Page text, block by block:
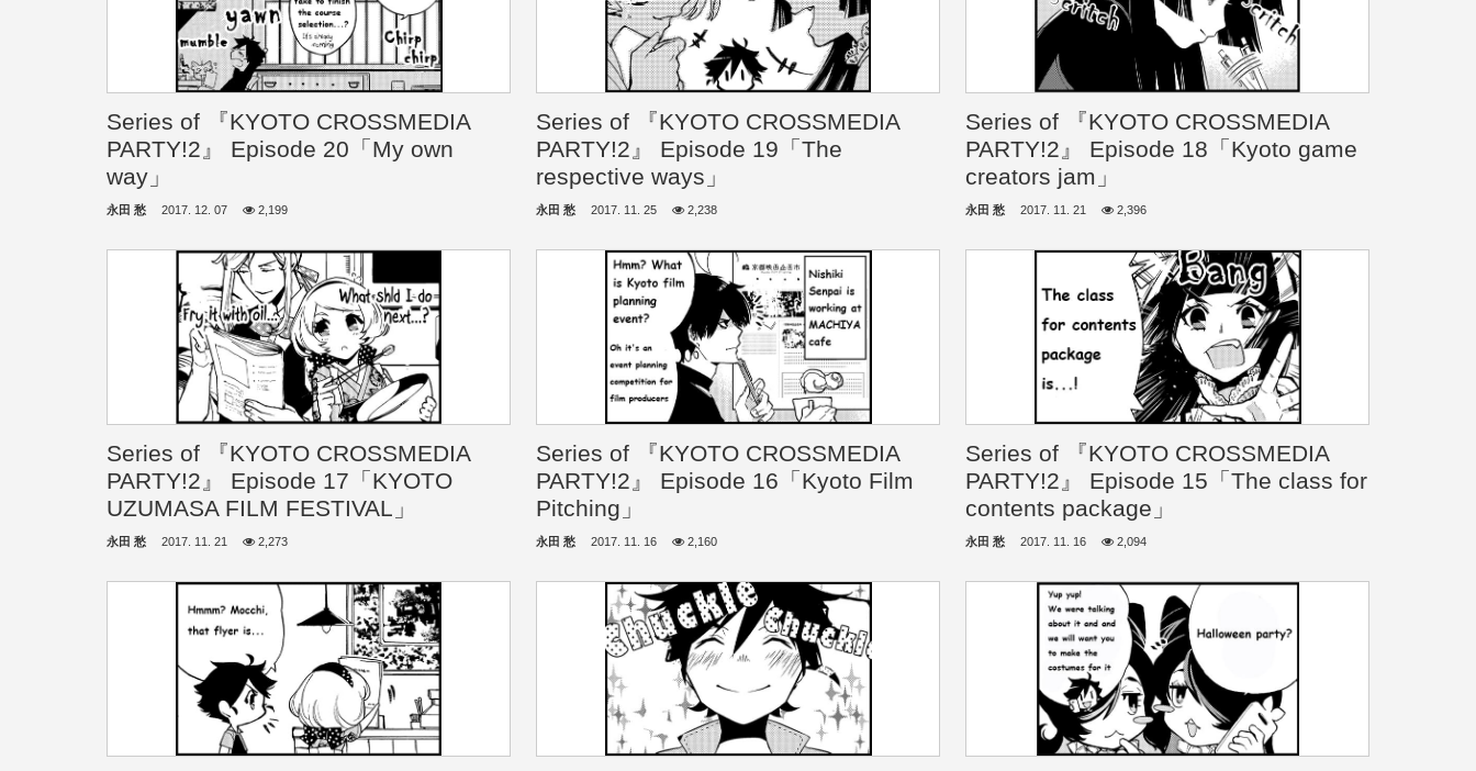
Series of 『KYOTO CROSSMEDIA
PARTY!2』 Episode 20「My own
way」
永田 愁 2017. 12. 07 2,199
Series of 『KYOTO CROSSMEDIA
PARTY!2』 Episode 19「The
respective ways」
永田 愁 2017. 11. 25 2,238
Series of 『KYOTO CROSSMEDIA
PARTY!2』 Episode 18「Kyoto game
creators jam」
永田 愁 2017. 11. 21 2,396
Series of 『KYOTO CROSSMEDIA
PARTY!2』 Episode 17「KYOTO
UZUMASA FILM FESTIVAL」
永田 愁 2017. 11. 21 2,273
Series of 『KYOTO CROSSMEDIA
PARTY!2』 Episode 16「Kyoto Film
Pitching」
永田 愁 2017. 11. 16 2,160
Series of 『KYOTO CROSSMEDIA
PARTY!2』 Episode 15「The class for
contents package」
永田 愁 2017. 11. 16 2,094